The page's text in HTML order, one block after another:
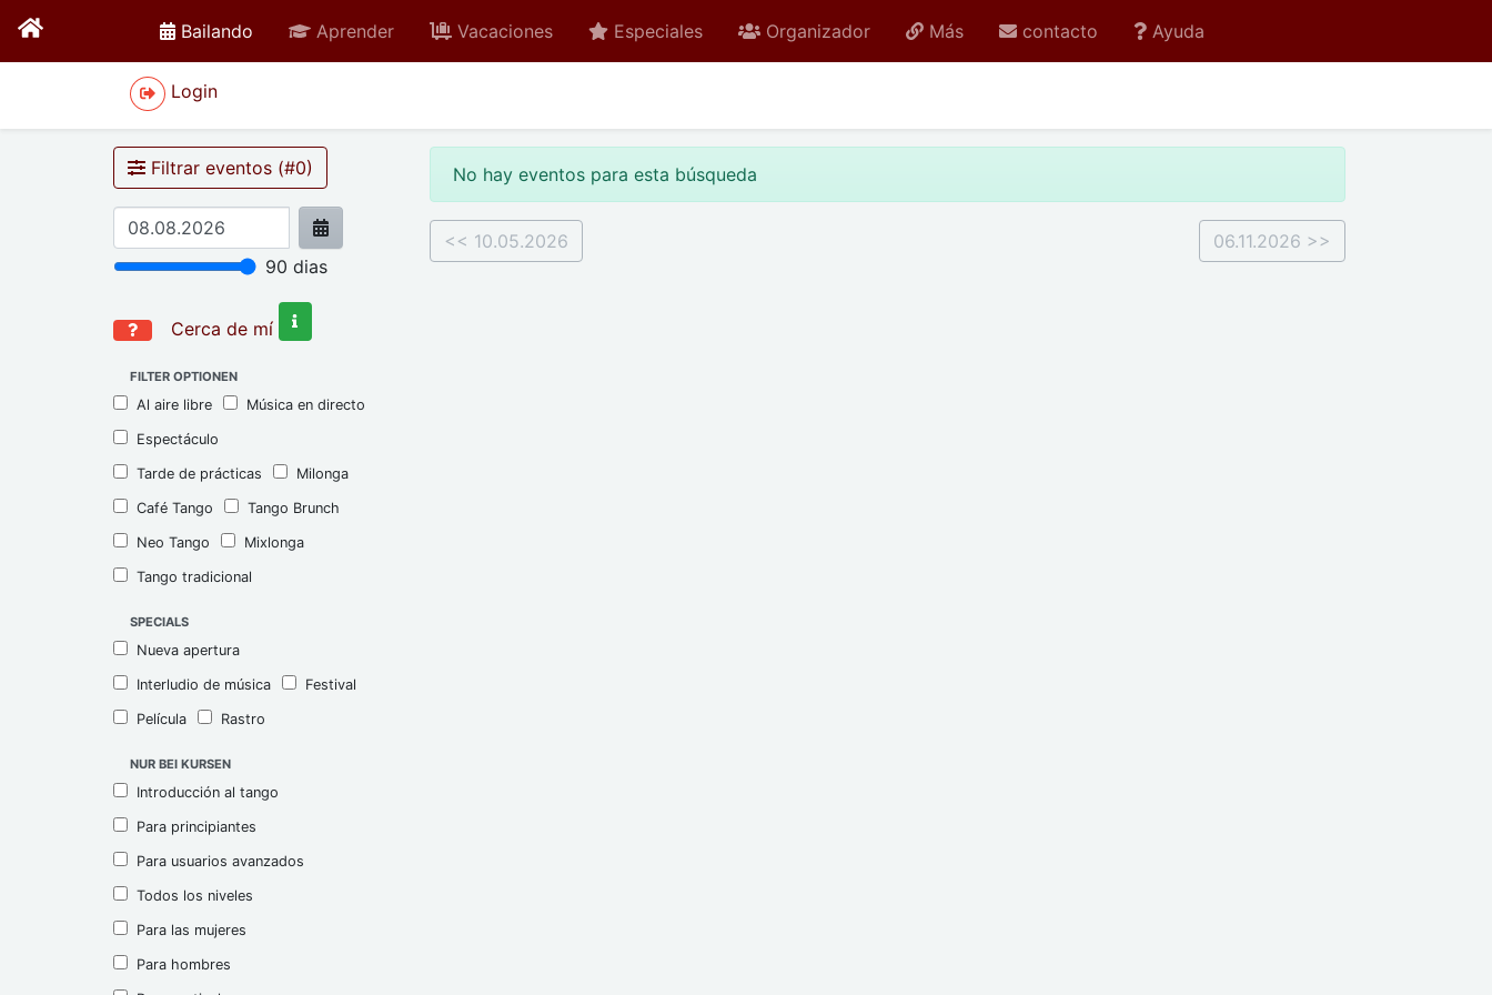
Bailando active Aprender Vacaciones Especiales Organizador Más contacto Ayuda
Login
Filtrar eventos (#0)
90 dias
Cerca de mí
FILTER OPTIONEN
Al aire libre Música en directo
Espectáculo
Tarde de prácticas Milonga
Café Tango Tango Brunch
Neo Tango Mixlonga
Tango tradicional
SPECIALS
Nueva apertura
Interludio de música Festival
Película Rastro
NUR BEI KURSEN
Introducción al tango
Para principiantes
Para usuarios avanzados
Todos los niveles
Para las mujeres
Para hombres
No hay eventos para esta búsqueda
<< 10.05.2026 06.11.2026 >>